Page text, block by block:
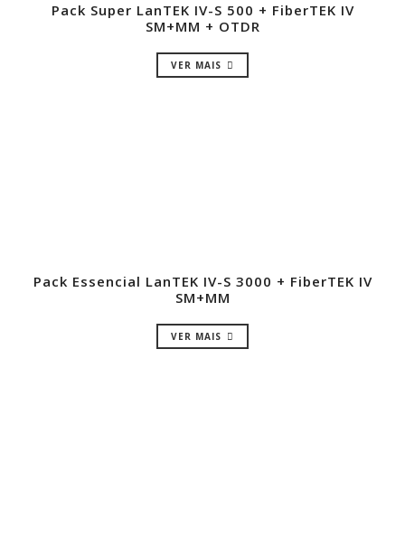
Pack Super LanTEK IV-S 500 + FiberTEK IV
SM+MM + OTDR
VER MAIS
Pack Essencial LanTEK IV-S 3000 + FiberTEK IV
SM+MM
VER MAIS